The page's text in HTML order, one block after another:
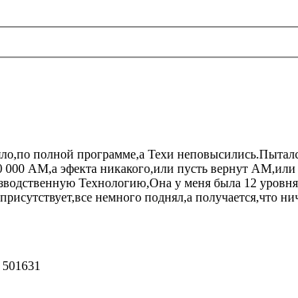
полной программе,а Техи
АМ,а эфекта никакого,или пусть вернут
Технологию,Она у меня была 12
немного поднял,а получается,что